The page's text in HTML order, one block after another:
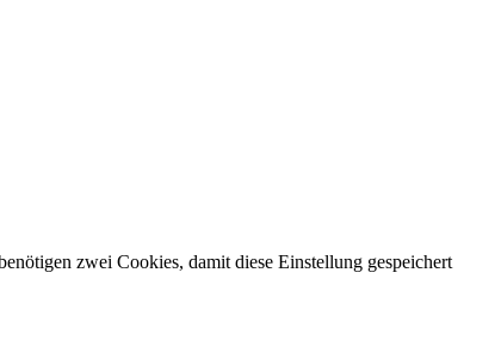
zwei Cookies, damit diese Einstellung gespeichert